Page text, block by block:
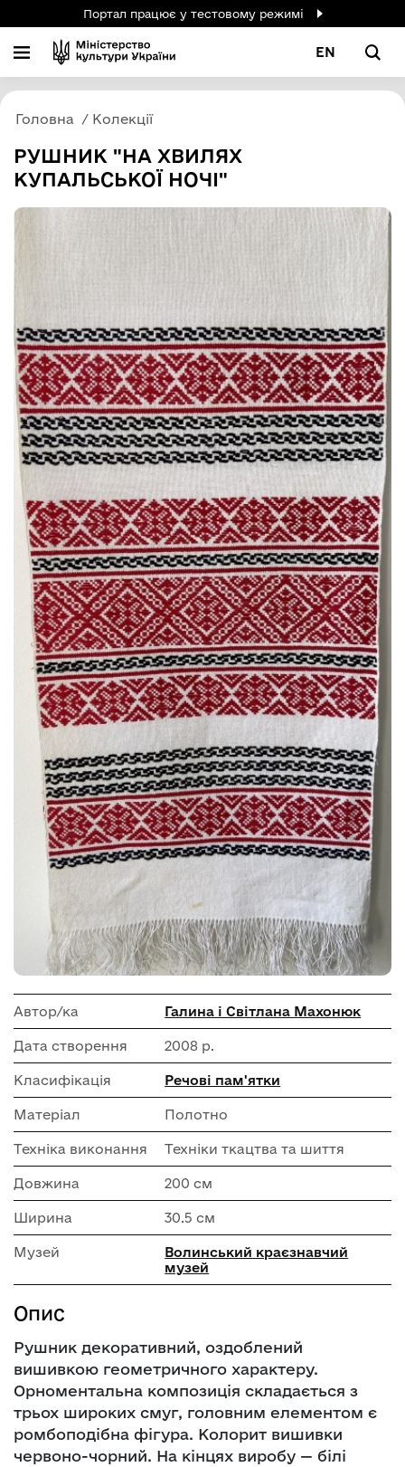
Портал працює у тестовому режимі
EN
Головна Колекції
РУШНИК "НА ХВИЛЯХ
КУПАЛЬСЬКОЇ НОЧІ"
Автор/ка Галина і Світлана Махонюк
Дата створення 2008 р.
Класифікація Речові пам'ятки
Матеріал Полотно
Техніка виконання Техніки ткацтва та шиття
Довжина 200 см
Ширина 30.5 см
Музей
Волинський краєзнавчий
музей
Опис
Рушник декоративний, оздоблений
вишивкою геометричного характеру.
Орноментальна композиція складається з
трьох широких смуг, головним елементом є
ромбоподібна фігура. Колорит вишивки
червоно-чорний. На кінцях виробу — білі